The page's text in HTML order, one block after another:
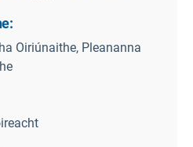
Oiriúnaithe, Pleananna